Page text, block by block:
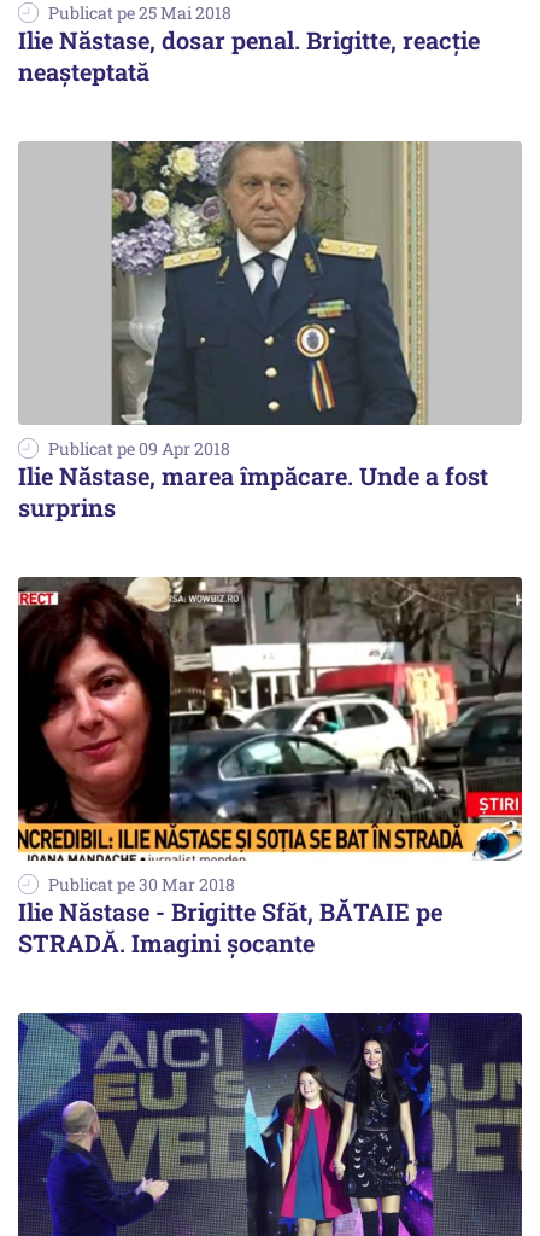
Publicat pe 25 Mai 2018
Ilie Năstase, dosar penal. Brigitte, reacție
neașteptată
Publicat pe 09 Apr 2018
Ilie Năstase, marea împăcare. Unde a fost
surprins
Publicat pe 30 Mar 2018
Ilie Năstase - Brigitte Sfăt, BĂTAIE pe
STRADĂ. Imagini șocante